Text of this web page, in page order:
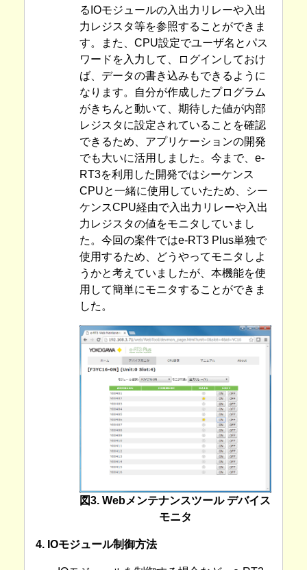
るIOモジュールの入出力リレーや入出
力レジスタ等を参照することができま
す。また、CPU設定でユーザ名とパス
ワードを入力して、ログインしておけ
ば、データの書き込みもできるように
なります。自分が作成したプログラム
がきちんと動いて、期待した値が内部
レジスタに設定されていることを確認
できるため、アプリケーションの開発
でも大いに活用しました。今まで、e-
RT3を利用した開発ではシーケンス
CPUと一緒に使用していたため、シー
ケンスCPU経由で入出力リレーや入出
力レジスタの値をモニタしていまし
た。今回の案件ではe-RT3 Plus単独で
使用するため、どうやってモニタしよ
うかと考えていましたが、本機能を使
用して簡単にモニタすることができま
した。
図3. Webメンテナンスツール デバイス
モニタ
4. IOモジュール制御方法